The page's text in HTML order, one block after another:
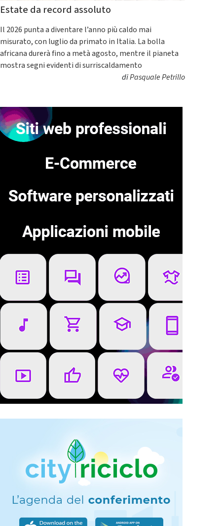
Estate da record assoluto
Il 2026 punta a diventare l’anno più caldo mai
misurato, con luglio da primato in Italia. La bolla
africana durerà fino a metà agosto, mentre il pianeta
mostra segni evidenti di surriscaldamento
diPasquale Petrillo